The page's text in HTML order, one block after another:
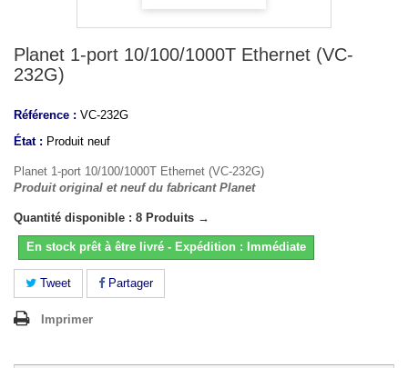
Planet 1-port 10/100/1000T Ethernet (VC-
232G)
Référence : VC-232G
État : Produit neuf
Planet 1-port 10/100/1000T Ethernet (VC-232G)
Produit original et neuf du fabricant Planet
Quantité disponible : 8 Produits →
En stock prêt à être livré - Expédition : Immédiate
Tweet Partager
Imprimer